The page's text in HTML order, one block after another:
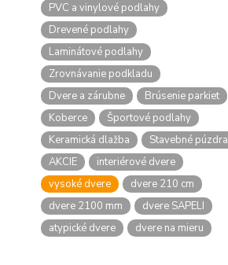
PVC a vinylové podlahy
Drevené podlahy
Laminátové podlahy
Zrovnávanie podkladu
Dvere a zárubne
Brúsenie parkiet
Koberce
Športové podlahy
Keramická dlažba
Stavebné púzdra
AKCIE
interiérové dvere
vysoké dvere
dvere 210 cm
dvere 2100 mm
dvere SAPELI
atypické dvere
dvere na mieru